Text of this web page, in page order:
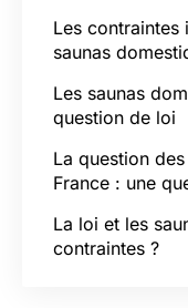
Les contraintes
saunas
Les saunas
question de loi
La question
France : une
La loi et les
contraintes ?